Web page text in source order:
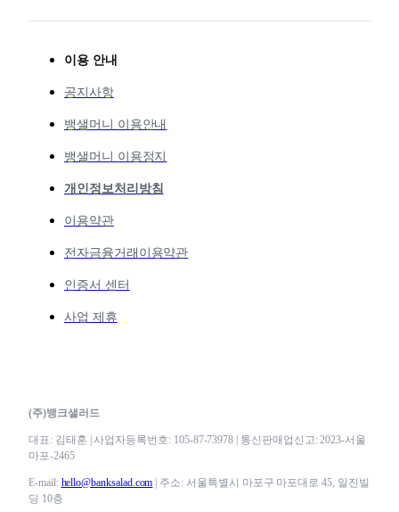
이용 안내
공지사항
뱅샐머니 이용안내
뱅샐머니 이용정지
개인정보처리방침
이용약관
전자금융거래이용약관
인증서 센터
사업 제휴
(주)뱅크샐러드
대표: 김태훈 | 사업자등록번호: 105-87-73978 | 통신판매업신고: 2023-서울
마포-2465
E-mail: hello@banksalad.com | 주소: 서울특별시 마포구 마포대로 45, 일진빌
딩 10층